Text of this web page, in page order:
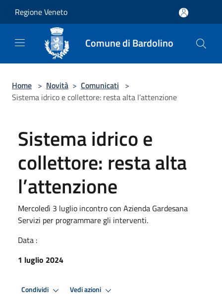
Regione Veneto
Comune di Bardolino
Home > Novità > Comunicati >
Sistema idrico e collettore: resta alta l’attenzione
Sistema idrico e
collettore: resta alta
l’attenzione
Mercoledì 3 luglio incontro con Azienda Gardesana
Servizi per programmare gli interventi.
Data :
1 luglio 2024
Condividi Vedi azioni